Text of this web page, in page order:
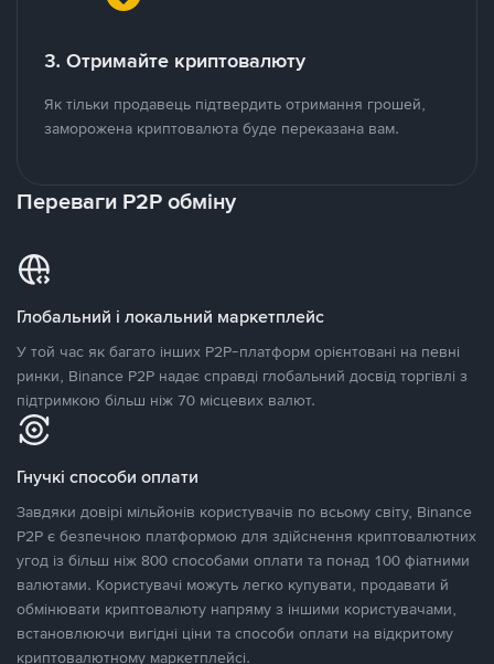
3. Отримайте криптовалюту
Як тільки продавець підтвердить отримання грошей,
заморожена криптовалюта буде переказана вам.
Переваги P2P обміну
Глобальний і локальний маркетплейс
У той час як багато інших P2P-платформ орієнтовані на певні
ринки, Binance P2P надає справді глобальний досвід торгівлі з
підтримкою більш ніж 70 місцевих валют.
Гнучкі способи оплати
Завдяки довірі мільйонів користувачів по всьому світу, Binance
P2P є безпечною платформою для здійснення криптовалютних
угод із більш ніж 800 способами оплати та понад 100 фіатними
валютами. Користувачі можуть легко купувати, продавати й
обмінювати криптовалюту напряму з іншими користувачами,
встановлюючи вигідні ціни та способи оплати на відкритому
криптовалютному маркетплейсі.